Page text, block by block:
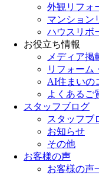
外観リフォ
マンション
ハウスリボ
お役立ち情報
メディア掲
リフォーム
AI住まいの
よくあるご
スタッフブログ
スタッフブ
お知らせ
その他
お客様の声
お客様の声